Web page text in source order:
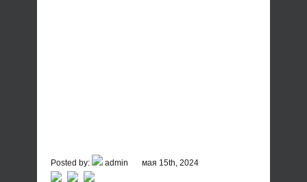
Posted by: admin мая 15th, 2024